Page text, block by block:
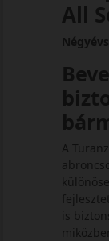
All
A
is